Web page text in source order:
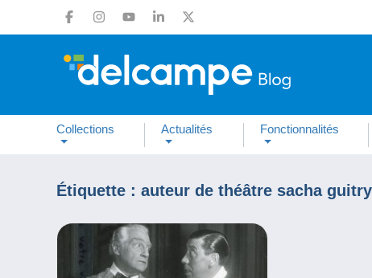
Collections Actualités Fonctionnalités
Étiquette : auteur de théâtre sacha guitry